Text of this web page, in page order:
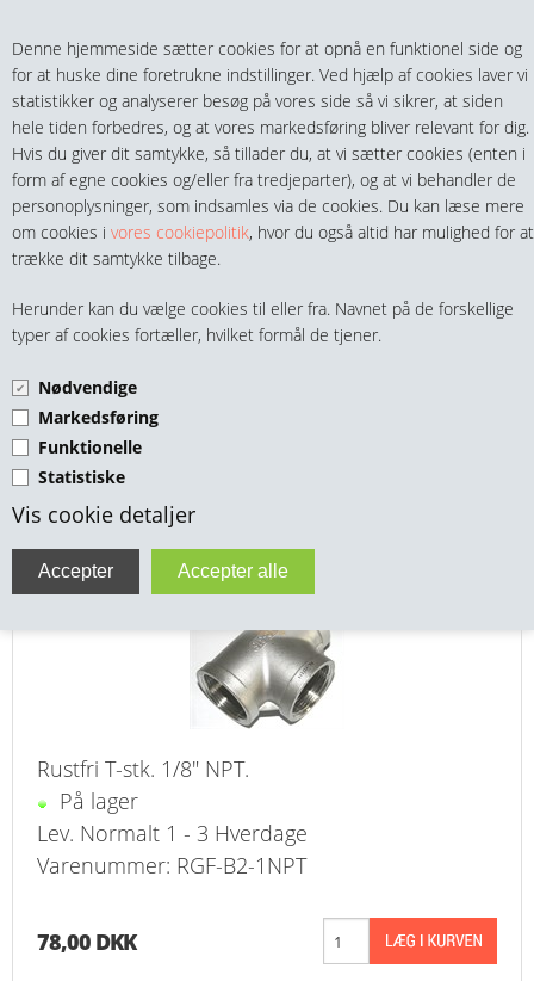
Denne hjemmeside sætter cookies for at opnå en funktionel side og
for at huske dine foretrukne indstillinger. Ved hjælp af cookies laver vi
statistikker og analyserer besøg på vores side så vi sikrer, at siden
hele tiden forbedres, og at vores markedsføring bliver relevant for dig.
Hvis du giver dit samtykke, så tillader du, at vi sætter cookies (enten i
form af egne cookies og/eller fra tredjeparter), og at vi behandler de
personoplysninger, som indsamles via de cookies. Du kan læse mere
om cookies i vores cookiepolitik, hvor du også altid har mulighed for at
trække dit samtykke tilbage.
Herunder kan du vælge cookies til eller fra. Navnet på de forskellige
typer af cookies fortæller, hvilket formål de tjener.
Nødvendige
Markedsføring
Funktionelle
Statistiske
Vis cookie detaljer
Teltech.dk 0 vare(r) i kurven
0,00 DKK
MENU
HANER & VENTILER
SLANGER, KOBLINGER & TILBEHØR
RØR & TILBEHØR
TEKNIK & AUTOMATIK
VA FITTINGS & VENTILER
ENTREPENØRARBEJDE- & UDSTYR
BEFÆSTIGELSE
BESPÆNDING, GUMMIDELE M.M.
BEARBEJDNING, MONTAGE & HAVEARBEJDE
T-STK. NPT RUSTFRI AISI
316
Tee 1/8" NPT Rustfri 316
Rustfri T-stk. 1/8" NPT.
På lager
Lev. Normalt 1 - 3 Hverdage
Varenummer: RGF-B2-1NPT
78,00 DKK